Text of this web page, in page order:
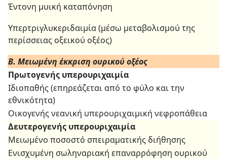
Έντονη μυική καταπόνηση
Υπερτριγλυκεριδαιμία (μέσω μεταβολισμού της
περίσσειας οξεικού οξέος)
Β. Μειωμένη έκκριση ουρικού οξέος
Πρωτογενής υπερουριχαιμία
Ιδιοπαθής (επηρεάζεται από το φύλο και την
εθνικότητα)
Οικογενής νεανική υπερουριχαιμική νεφροπάθεια
Δευτερογενής υπερουριχαιμία
Μειωμένο ποσοστό σπειραματικής διήθησης
Ενισχυμένη σωληναριακή επαναρρόφηση ουρικού